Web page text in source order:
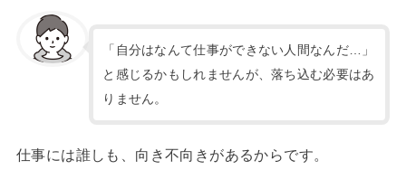
「自分はなんて仕事ができない人間なんだ…」
と感じるかもしれませんが、落ち込む必要はあ
りません。
仕事には誰しも、向き不向きがあるからです。